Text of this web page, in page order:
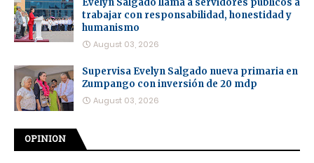
Evelyn Salgado llama a servidores públicos a
trabajar con responsabilidad, honestidad y
humanismo
August 03, 2026
Supervisa Evelyn Salgado nueva primaria en
Zumpango con inversión de 20 mdp
August 03, 2026
OPINION